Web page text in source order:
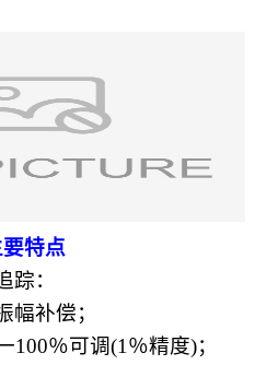
特点
踪：
幅补偿；
100％可调(1％精度)；